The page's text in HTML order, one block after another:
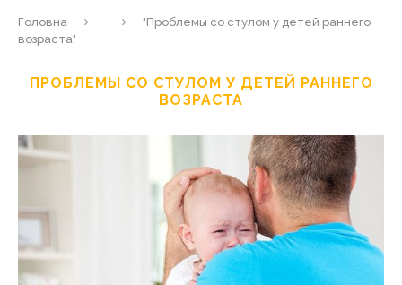
Головна
"Проблемы со стулом у детей раннего
возраста"
ПРОБЛЕМЫ СО СТУЛОМ У ДЕТЕЙ РАННЕГО
ВОЗРАСТА